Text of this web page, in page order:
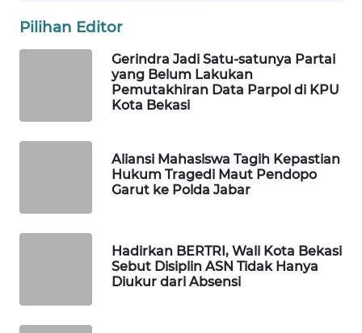
Pilihan Editor
Gerindra Jadi Satu-satunya Partai
yang Belum Lakukan
Pemutakhiran Data Parpol di KPU
Kota Bekasi
Aliansi Mahasiswa Tagih Kepastian
Hukum Tragedi Maut Pendopo
Garut ke Polda Jabar
Hadirkan BERTRI, Wali Kota Bekasi
Sebut Disiplin ASN Tidak Hanya
Diukur dari Absensi
DESA
Wahana
WALINKI